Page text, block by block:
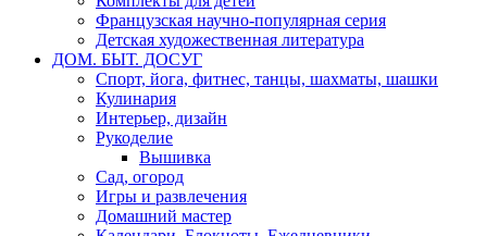
Французская научно-популярная серия
Детская художественная литература
ДОМ. БЫТ. ДОСУГ
Спорт, йога, фитнес, танцы, шахматы, шашки
Кулинария
Интерьер, дизайн
Рукоделие
Вышивка
Сад, огород
Игры и развлечения
Домашний мастер